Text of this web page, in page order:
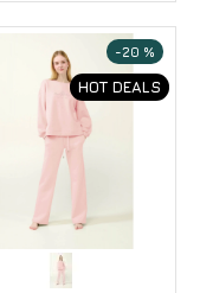
HOT DEALS
-20 %